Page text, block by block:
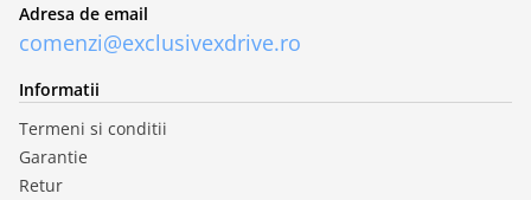
Adresa de email
comenzi@exclusivexdrive.ro
Informatii
Termeni si conditii
Garantie
Retur